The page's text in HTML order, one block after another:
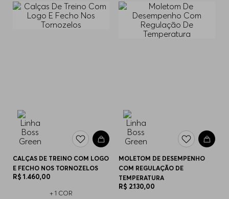
CALÇAS DE TREINO COM LOGO
E FECHO NOS TORNOZELOS
R$ 1.460,00
+ 1 COR
MOLETOM DE DESEMPENHO
COM REGULAÇÃO DE
TEMPERATURA
R$ 2.130,00